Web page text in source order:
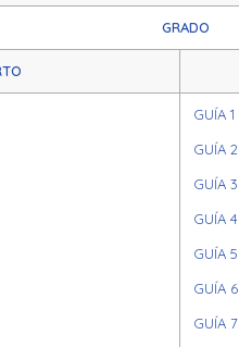
GRADO
GUÍA 1
GUÍA 2
GUÍA 3
GUÍA 4
GUÍA 5
GUÍA 6
GUÍA 7